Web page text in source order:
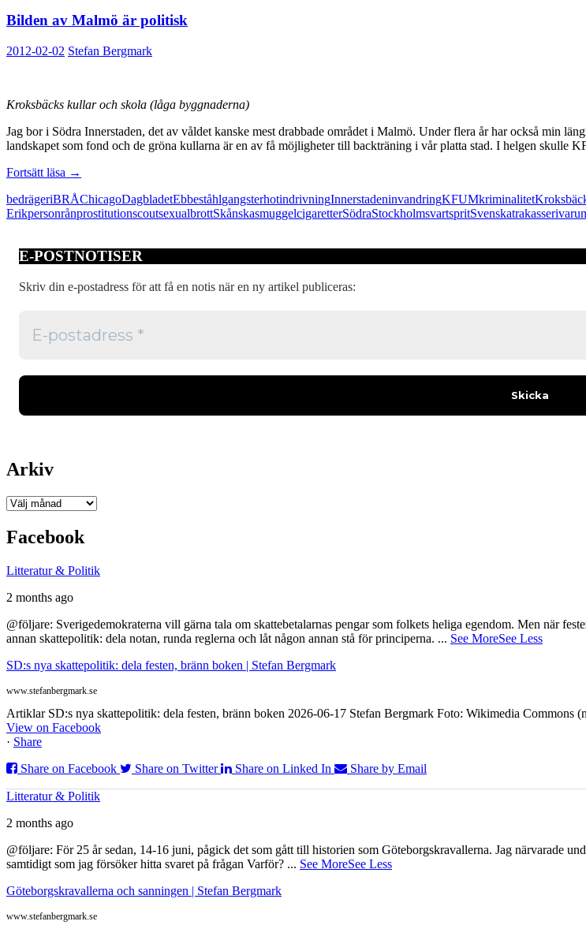
Bilden av Malmö är politisk
2012-02-02 Stefan Bergmark
Kroksbäcks kullar och skola (låga byggnaderna)
Jag bor i Södra Innerstaden, det av våldet kanske mest drabbade området i Malmö. Under flera år har också min
landskapet som fond och de gröna kullarna är en av få möjligheter till backträning i vår platta stad. I helgen skulle
Fortsätt läsa Bilden
Malmö
är
→
bedrägeriBRÅChicagoDagbladetEbbeståhlgangsterhotindrivningInnerstadeninvandringKFUMkriminalitet
ErikpersonrånprostitutionscoutsexualbrottSkånskasmuggelcigaretterSödraStockholmsvartspritSvenskatrakasseri
E-POSTNOTISER
Skriv din e-postadress för att få en notis när en ny artikel publiceras:
Arkiv
Arkiv
Facebook
Litteratur & Politik
2 months ago
@följare: Sverigedemokraterna vill gärna tala om skattebetalarnas pengar som folkets heliga egendom. Men när
annan skattepolitik: dela notan, runda reglerna och låt någon annan stå för principerna. ... See MoreSee Less
SD:s nya skattepolitik: dela festen, bränn boken | Stefan Bergmark
www.stefanbergmark.se
Artiklar SD:s nya skattepolitik: dela festen, bränn boken 2026-06-17 Stefan Bergmark Foto: Wikimedia Commons
View on Facebook
· Share
Share on Facebook
Share on Twitter Share on Linked In Share by Email
Litteratur & Politik
2 months ago
@följare: För 25 år sedan, 14-16 juni, pågick det som gått till historien som Göteborgskravallerna. Jag närvarade
samtidigt som jag försöker hitta svaret på frågan Varför? ... See MoreSee Less
Göteborgskravallerna och sanningen | Stefan Bergmark
www.stefanbergmark.se